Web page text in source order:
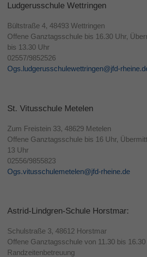
Ludgerusschule Wettringen
Bültstraße 4, 48493 Wettringen
Offene Ganztagsschule bis 16.30 Uhr,
bis 13.30 Uhr
02557/9852526
Ogs.ludgerusschulewettringen@jfd-
St. Vitusschule Metelen
Zum Freistein 33, 48629 Metelen
Offene Ganztagsschule bis 16 Uhr,
13 Uhr
02556/9855823
Ogs.vitusschulemetelen@jfd-rheine.de
Astrid-Lindgren-Schule Horstmar:
Schulstraße 3, 48612 Horstmar
Offene Ganztagsschule von 11.30 bis 16.30
Randzeitenbetreuung